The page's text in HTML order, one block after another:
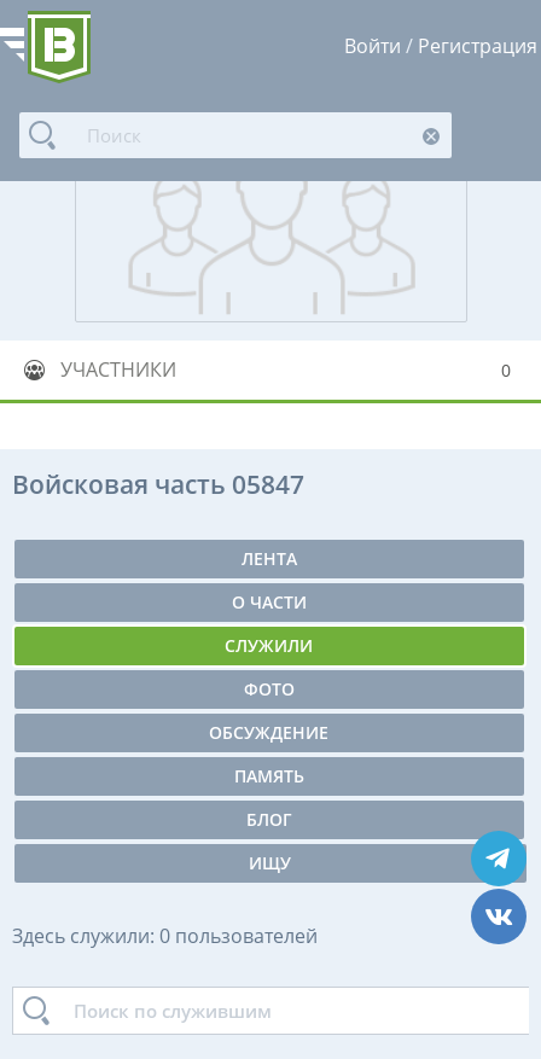
Войти / Регистрация
УЧАСТНИКИ 0
Войсковая часть 05847
ЛЕНТА
О ЧАСТИ
СЛУЖИЛИ
ФОТО
ОБСУЖДЕНИЕ
ПАМЯТЬ
БЛОГ
ИЩУ
Здесь служили: 0 пользователей